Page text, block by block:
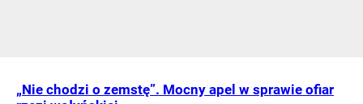
„Nie chodzi o zemstę”. Mocny apel w sprawie ofiar